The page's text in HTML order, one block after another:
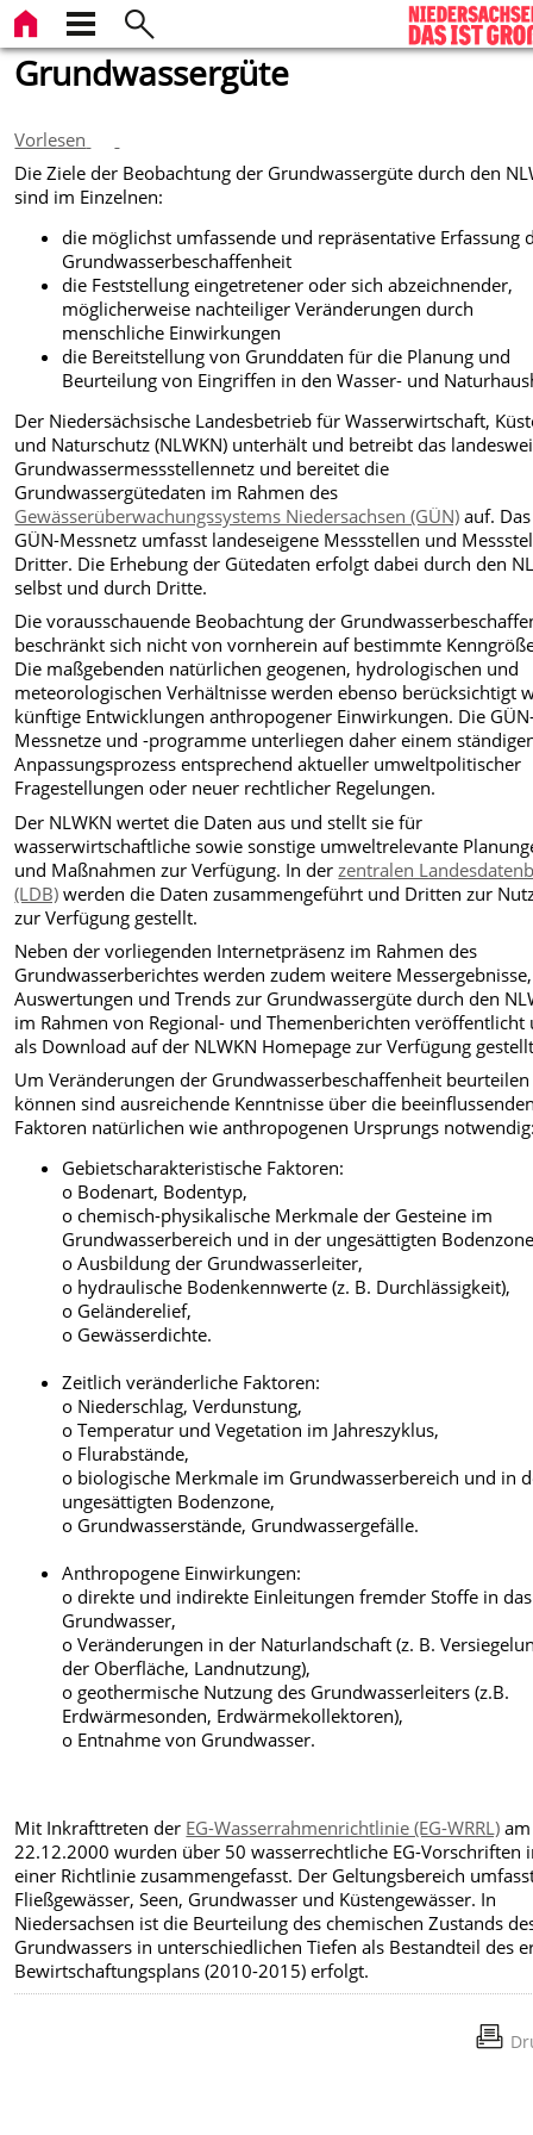
Grundwassergüte
Vorlesen
Die Ziele der Beobachtung der Grundwassergüte durch den
sind im Einzelnen:
die möglichst umfassende und repräsentative Erfassung
Grundwasserbeschaffenheit
die Feststellung eingetretener oder sich abzeichnender,
möglicherweise nachteiliger Veränderungen durch
menschliche Einwirkungen
die Bereitstellung von Grunddaten für die Planung und
Beurteilung von Eingriffen in den Wasser- und
Der Niedersächsische Landesbetrieb für Wasserwirtschaft,
und Naturschutz (NLWKN) unterhält und betreibt das
Grundwassermessstellennetz und bereitet die
Grundwassergütedaten im Rahmen des
Gewässerüberwachungssystems Niedersachsen (GÜN) auf. Das
GÜN-Messnetz umfasst landeseigene Messstellen und
Dritter. Die Erhebung der Gütedaten erfolgt dabei durch den
selbst und durch Dritte.
Die vorausschauende Beobachtung der
beschränkt sich nicht von vornherein auf bestimmte
Die maßgebenden natürlichen geogenen, hydrologischen und
meteorologischen Verhältnisse werden ebenso berücksichtigt
künftige Entwicklungen anthropogener Einwirkungen. Die
Messnetze und -programme unterliegen daher einem
Anpassungsprozess entsprechend aktueller umweltpolitischer
Fragestellungen oder neuer rechtlicher Regelungen.
Der NLWKN wertet die Daten aus und stellt sie für
wasserwirtschaftliche sowie sonstige umweltrelevante
und Maßnahmen zur Verfügung. In der zentralen
(LDB) werden die Daten zusammengeführt und Dritten zur
zur Verfügung gestellt.
Neben der vorliegenden Internetpräsenz im Rahmen des
Grundwasserberichtes werden zudem weitere Messergebnisse,
Auswertungen und Trends zur Grundwassergüte durch den
im Rahmen von Regional- und Themenberichten veröffentlicht
als Download auf der NLWKN Homepage zur Verfügung
Um Veränderungen der Grundwasserbeschaffenheit
können sind ausreichende Kenntnisse über die
Faktoren natürlichen wie anthropogenen Ursprungs
Gebietscharakteristische Faktoren:
o Bodenart, Bodentyp,
o chemisch-physikalische Merkmale der Gesteine im
Grundwasserbereich und in der ungesättigten
o Ausbildung der Grundwasserleiter,
o hydraulische Bodenkennwerte (z. B. Durchlässigkeit),
o Geländerelief,
o Gewässerdichte.
Zeitlich veränderliche Faktoren:
o Niederschlag, Verdunstung,
o Temperatur und Vegetation im Jahreszyklus,
o Flurabstände,
o biologische Merkmale im Grundwasserbereich und in
ungesättigten Bodenzone,
o Grundwasserstände, Grundwassergefälle.
Anthropogene Einwirkungen:
o direkte und indirekte Einleitungen fremder Stoffe in das
Grundwasser,
o Veränderungen in der Naturlandschaft (z. B.
der Oberfläche, Landnutzung),
o geothermische Nutzung des Grundwasserleiters (z.B.
Erdwärmesonden, Erdwärmekollektoren),
o Entnahme von Grundwasser.
Mit Inkrafttreten der EG-Wasserrahmenrichtlinie (EG-WRRL) am
22.12.2000 wurden über 50 wasserrechtliche EG-Vorschriften
einer Richtlinie zusammengefasst. Der Geltungsbereich
Fließgewässer, Seen, Grundwasser und Küstengewässer. In
Niedersachsen ist die Beurteilung des chemischen Zustands
Grundwassers in unterschiedlichen Tiefen als Bestandteil des
Bewirtschaftungsplans (2010-2015) erfolgt.